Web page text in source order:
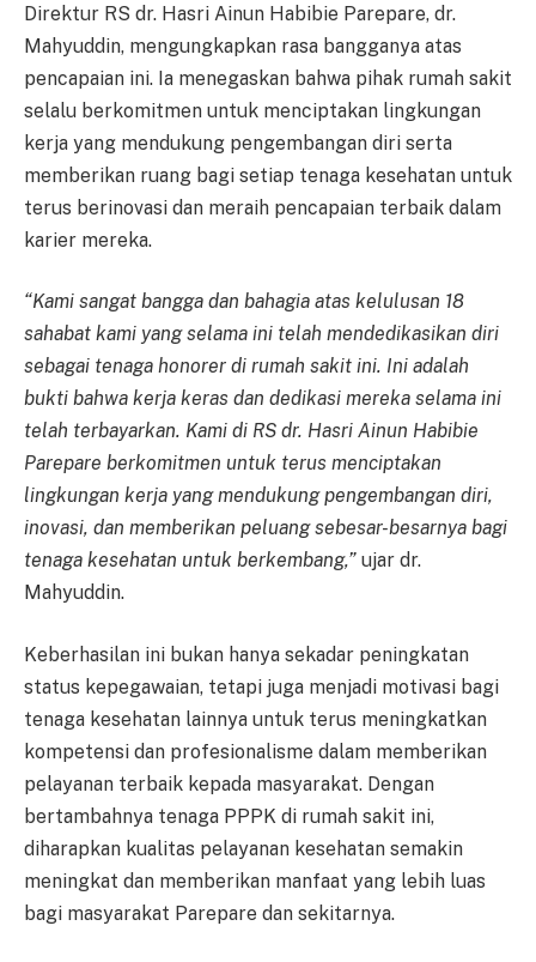
Direktur RS dr. Hasri Ainun Habibie Parepare, dr.
Mahyuddin, mengungkapkan rasa bangganya atas
pencapaian ini. Ia menegaskan bahwa pihak rumah sakit
selalu berkomitmen untuk menciptakan lingkungan
kerja yang mendukung pengembangan diri serta
memberikan ruang bagi setiap tenaga kesehatan untuk
terus berinovasi dan meraih pencapaian terbaik dalam
karier mereka.
“Kami sangat bangga dan bahagia atas kelulusan 18
sahabat kami yang selama ini telah mendedikasikan diri
sebagai tenaga honorer di rumah sakit ini. Ini adalah
bukti bahwa kerja keras dan dedikasi mereka selama ini
telah terbayarkan. Kami di RS dr. Hasri Ainun Habibie
Parepare berkomitmen untuk terus menciptakan
lingkungan kerja yang mendukung pengembangan diri,
inovasi, dan memberikan peluang sebesar-besarnya bagi
tenaga kesehatan untuk berkembang,” ujar dr.
Mahyuddin.
Keberhasilan ini bukan hanya sekadar peningkatan
status kepegawaian, tetapi juga menjadi motivasi bagi
tenaga kesehatan lainnya untuk terus meningkatkan
kompetensi dan profesionalisme dalam memberikan
pelayanan terbaik kepada masyarakat. Dengan
bertambahnya tenaga PPPK di rumah sakit ini,
diharapkan kualitas pelayanan kesehatan semakin
meningkat dan memberikan manfaat yang lebih luas
bagi masyarakat Parepare dan sekitarnya.